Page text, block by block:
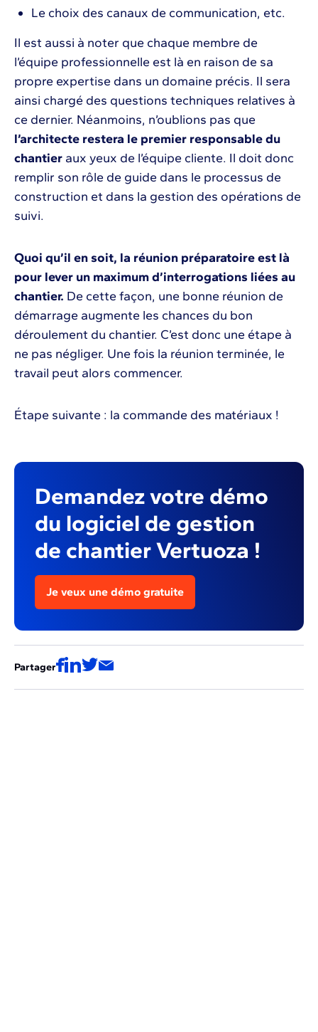
Le choix des canaux de communication, etc.
Il est aussi à noter que chaque membre de
l’équipe professionnelle est là en raison de sa
propre expertise dans un domaine précis. Il sera
ainsi chargé des questions techniques relatives à
ce dernier. Néanmoins, n’oublions pas que
l’architecte restera le premier responsable du
chantier aux yeux de l’équipe cliente. Il doit donc
remplir son rôle de guide dans le processus de
construction et dans la gestion des opérations de
suivi.
Quoi qu’il en soit, la réunion préparatoire est là
pour lever un maximum d’interrogations liées au
chantier. De cette façon, une bonne réunion de
démarrage augmente les chances du bon
déroulement du chantier. C’est donc une étape à
ne pas négliger. Une fois la réunion terminée, le
travail peut alors commencer.
Étape suivante : la commande des matériaux !
Demandez votre démo
du logiciel de gestion
de chantier Vertuoza !
Je veux une démo gratuite
Partager